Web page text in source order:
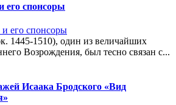
его спонсоры
1445-1510), один из величайших
Возрождения, был тесно связан с...
Исаака Бродского «Вид